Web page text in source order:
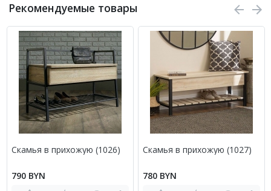
Рекомендуемые товары
Скамья в прихожую (1026)
790 BYN
Скамья в прихожую (1027)
780 BYN